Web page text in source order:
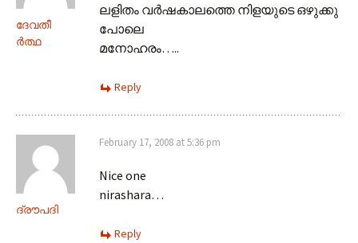
ദേവതീ
ര്‍ത്ഥ
ലളിതം വര്‍ഷകാലത്തെ നിളയുടെ ഒഴുക്കു
പോലെ
മനോഹരം…..
Reply
ദ്രൗപദി
February 17, 2008 at 5:36 pm
Nice one
nirashara…
Reply